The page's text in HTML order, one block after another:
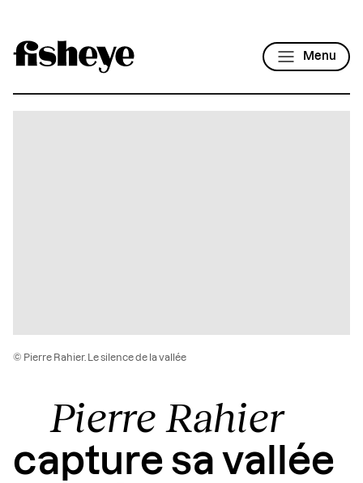
Menu
Pierre Rahier
capture sa vallée
© Pierre Rahier. Le silence de la vallée